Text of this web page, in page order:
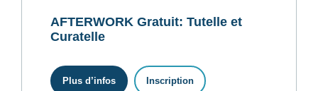
AFTERWORK Gratuit: Tutelle et
Curatelle
Plus d’infos Inscription